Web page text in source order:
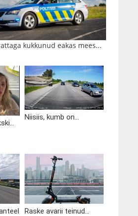
kukkunud eakas mees...
Niisiis, kumb on...
Raske avarii teinud...